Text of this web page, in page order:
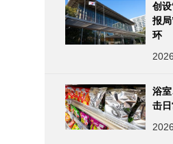
创
报
环
浴
击